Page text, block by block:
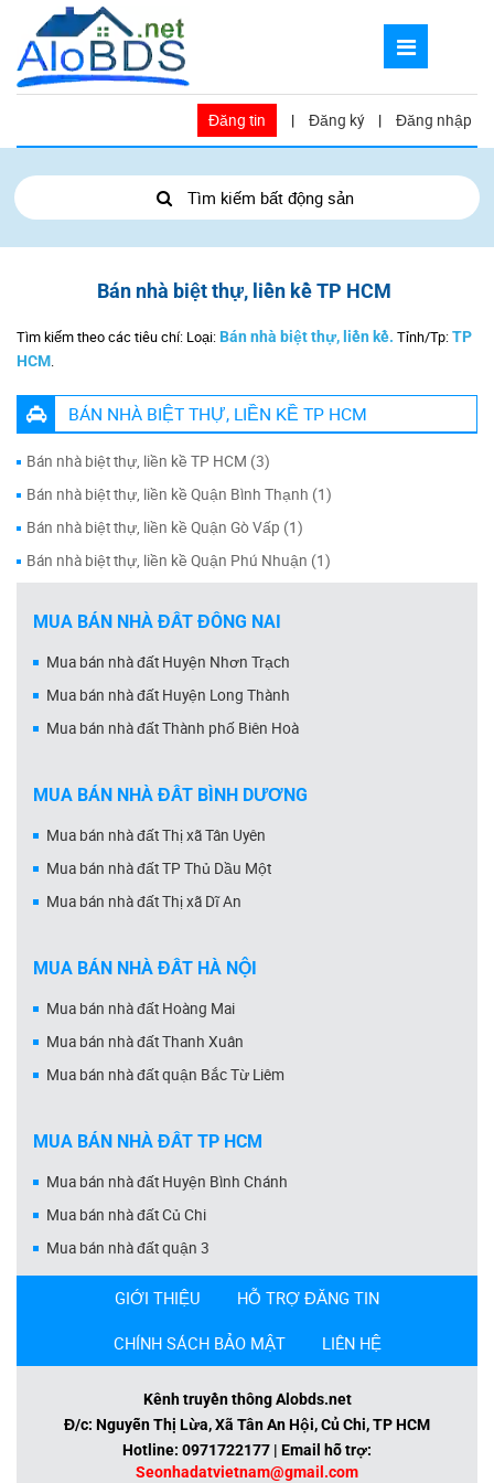
Đăng tin | Đăng ký | Đăng nhập
Tìm kiếm bất động sản
Bán nhà biệt thự, liền kề TP HCM
Tìm kiếm theo các tiêu chí: Loại: Bán nhà biệt thự, liền kề. Tỉnh/Tp:TP
HCM.
BÁN NHÀ BIỆT THỰ, LIỀN KỀ TP HCM
Bán nhà biệt thự, liền kề TP HCM (3)
Bán nhà biệt thự, liền kề Quận Bình Thạnh (1)
Bán nhà biệt thự, liền kề Quận Gò Vấp (1)
Bán nhà biệt thự, liền kề Quận Phú Nhuận (1)
MUA BÁN NHÀ ĐẤT ĐỒNG NAI
Mua bán nhà đất Huyện Nhơn Trạch
Mua bán nhà đất Huyện Long Thành
Mua bán nhà đất Thành phố Biên Hoà
MUA BÁN NHÀ ĐẤT BÌNH DƯƠNG
Mua bán nhà đất Thị xã Tân Uyên
Mua bán nhà đất TP Thủ Dầu Một
Mua bán nhà đất Thị xã Dĩ An
MUA BÁN NHÀ ĐẤT HÀ NỘI
Mua bán nhà đất Hoàng Mai
Mua bán nhà đất Thanh Xuân
Mua bán nhà đất quận Bắc Từ Liêm
MUA BÁN NHÀ ĐẤT TP HCM
Mua bán nhà đất Huyện Bình Chánh
Mua bán nhà đất Củ Chi
Mua bán nhà đất quận 3
GIỚI THIỆU HỖ TRỢ ĐĂNG TIN
CHÍNH SÁCH BẢO MẬT LIÊN HỆ
Kênh truyền thông Alobds.net
Đ/c: Nguyễn Thị Lừa, Xã Tân An Hội, Củ Chi, TP HCM
Hotline: 0971722177 | Email hỗ trợ:
Seonhadatvietnam@gmail.com